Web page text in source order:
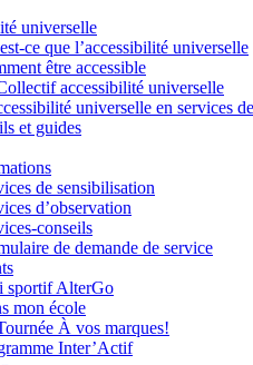
universelle
ce que l’accessibilité universelle
être accessible
accessibilité universelle
universelle en services
et guides
de sensibilisation
d’observation
conseils
de demande de service
sportif AlterGo
mon école
À vos marques!
Inter’Actif